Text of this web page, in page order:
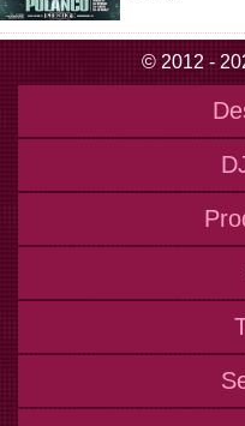
© 2012 -